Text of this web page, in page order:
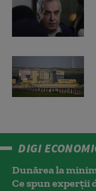
DIGI
Dunărea la
Ce spun experții